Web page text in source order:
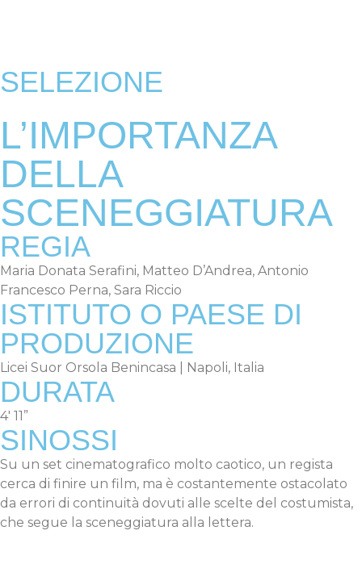
SELEZIONE
L’IMPORTANZA
DELLA
SCENEGGIATURA
REGIA
Maria Donata Serafini, Matteo D’Andrea, Antonio
Francesco Perna, Sara Riccio
ISTITUTO O PAESE DI
PRODUZIONE
Licei Suor Orsola Benincasa | Napoli, Italia
DURATA
4′ 11”
SINOSSI
Su un set cinematografico molto caotico, un regista
cerca di finire un film, ma è costantemente ostacolato
da errori di continuità dovuti alle scelte del costumista,
che segue la sceneggiatura alla lettera.